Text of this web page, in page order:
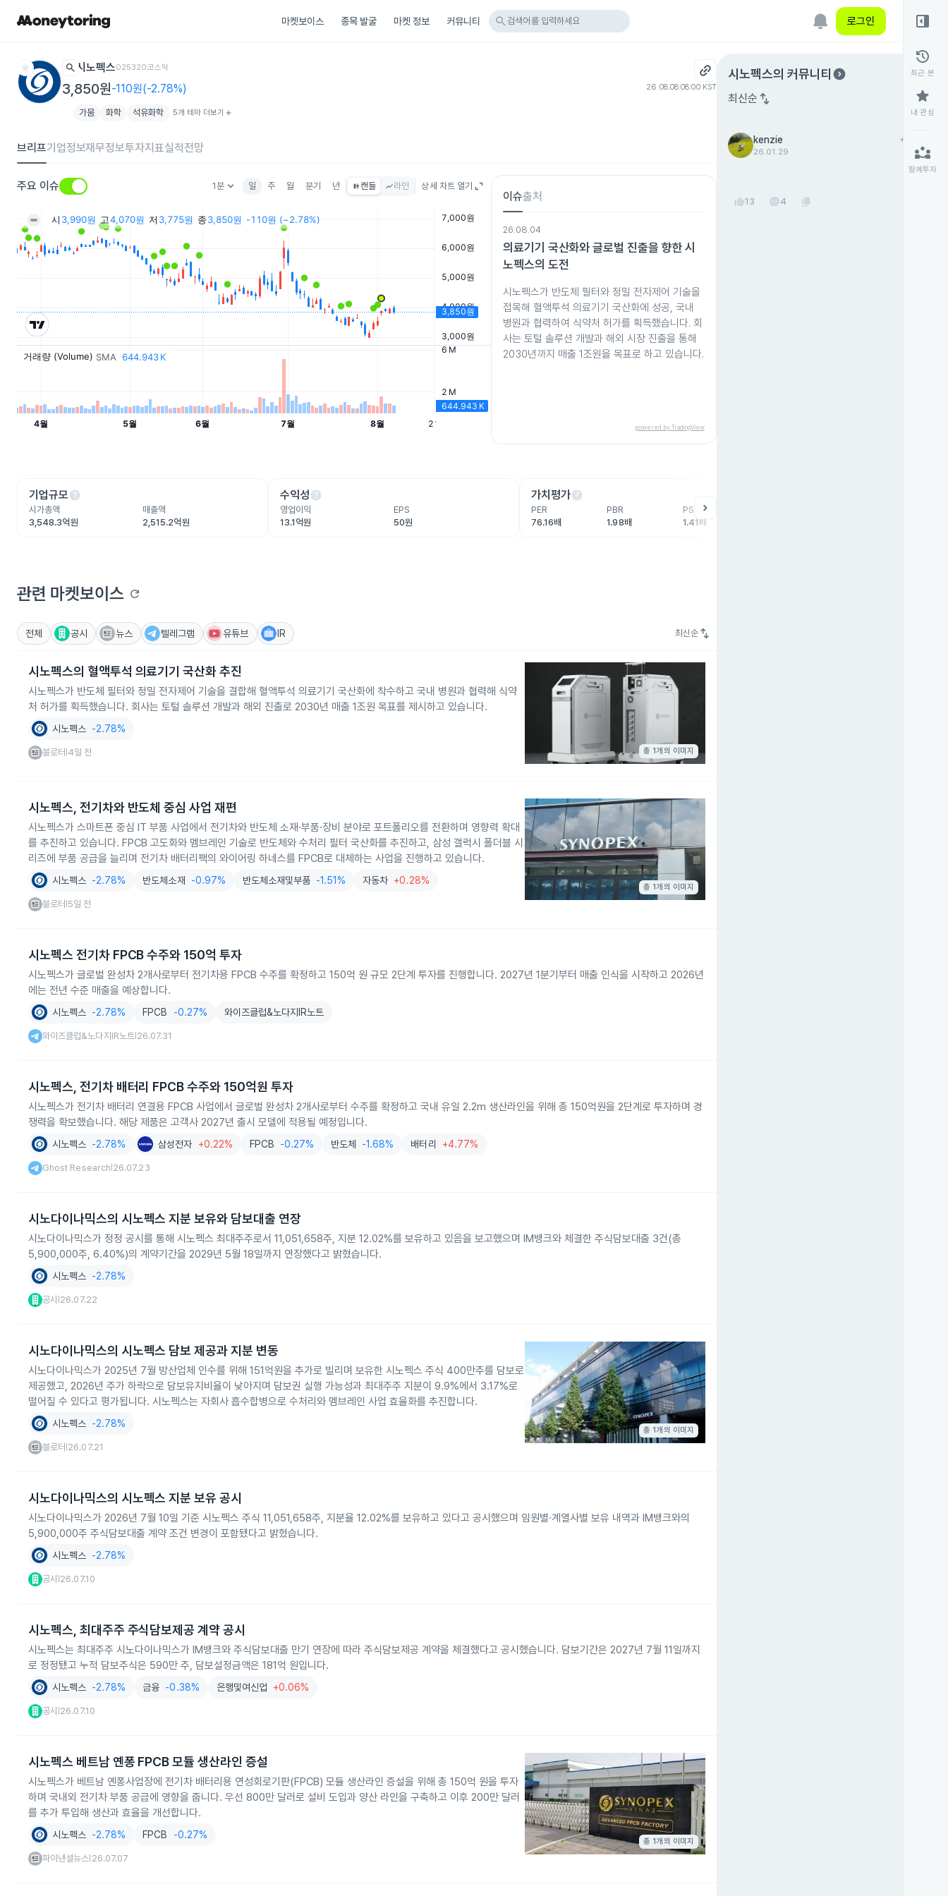
마켓보이스 종목 발굴 마켓 정보 커뮤니티 search 검색어를 입력하세요 로그인
star search 시노펙스025320코스닥
3,850원-110원(-2.78%) 26.08.08 08:00 KST
가뭄 화학 석유화학 5개 테마 더보기 add
브리프기업정보재무정보투자지표실적전망
주요 이슈 1분keyboard_arrow_down 일 주 월 분기 년 캔들 라인 상세 차트 열기
이슈출처
26.08.04
의료기기 국산화와 글로벌 진출을 향한 시
노펙스의 도전
시노펙스가 반도체 필터와 정밀 전자제어 기술을
접목해 혈액투석 의료기기 국산화에 성공, 국내
병원과 협력하여 식약처 허가를 획득했습니다. 회
사는 토털 솔루션 개발과 해외 시장 진출을 통해
2030년까지 매출 1조원을 목표로 하고 있습니다.
powered by TradingView
기업규모help
시가총액
3,548.3억원
매출액
2,515.2억원
수익성help
영업이익
13.1억원
EPS
50원
가치평가help
PER
76.16배
PBR
1.98배
PSR
1.41배
chevron_right
관련 마켓보이스 refresh
전체 공시 뉴스 텔레그램 유튜브 IR 최신순 swap_vert
시노펙스의 혈액투석 의료기기 국산화 추진
시노펙스가 반도체 필터와 정밀 전자제어 기술을 결합해 혈액투석 의료기기 국산화에 착수하고 국내 병원과 협력해 식약
처 허가를 획득했습니다. 회사는 토털 솔루션 개발과 해외 진출로 2030년 매출 1조원 목표를 제시하고 있습니다.
시노펙스 -2.78%
블로터 4일 전 총 1개의 이미지
시노펙스, 전기차와 반도체 중심 사업 재편
시노펙스가 스마트폰 중심 IT 부품 사업에서 전기차와 반도체 소재·부품·장비 분야로 포트폴리오를 전환하며 영향력 확대
를 추진하고 있습니다. FPCB 고도화와 멤브레인 기술로 반도체와 수처리 필터 국산화를 추진하고, 삼성 갤럭시 폴더블 시
리즈에 부품 공급을 늘리며 전기차 배터리팩의 와이어링 하네스를 FPCB로 대체하는 사업을 진행하고 있습니다.
시노펙스 -2.78% 반도체소재 -0.97% 반도체소재및부품 -1.51% 자동차 +0.28%
블로터 5일 전
총 1개의 이미지
시노펙스 전기차 FPCB 수주와 150억 투자
시노펙스가 글로벌 완성차 2개사로부터 전기차용 FPCB 수주를 확정하고 150억 원 규모 2단계 투자를 진행합니다. 2027년 1분기부터 매출 인식을 시작하고 2026년
에는 전년 수준 매출을 예상합니다.
시노펙스 -2.78% FPCB -0.27% 와이즈클럽&노다지IR노트
와이즈클럽&노다지IR노트 26.07.31
시노펙스, 전기차 배터리 FPCB 수주와 150억원 투자
시노펙스가 전기차 배터리 연결용 FPCB 사업에서 글로벌 완성차 2개사로부터 수주를 확정하고 국내 유일 2.2m 생산라인을 위해 총 150억원을 2단계로 투자하며 경
쟁력을 확보했습니다. 해당 제품은 고객사 2027년 출시 모델에 적용될 예정입니다.
시노펙스 -2.78% 삼성전자 +0.22% FPCB -0.27% 반도체 -1.68% 배터리 +4.77%
Ghost Research 26.07.23
시노다이나믹스의 시노펙스 지분 보유와 담보대출 연장
시노다이나믹스가 정정 공시를 통해 시노펙스 최대주주로서 11,051,658주, 지분 12.02%를 보유하고 있음을 보고했으며 IM뱅크와 체결한 주식담보대출 3건(총
5,900,000주, 6.40%)의 계약기간을 2029년 5월 18일까지 연장했다고 밝혔습니다.
시노펙스 -2.78%
공시 26.07.22
시노다이나믹스의 시노펙스 담보 제공과 지분 변동
시노다이나믹스가 2025년 7월 방산업체 인수를 위해 151억원을 추가로 빌리며 보유한 시노펙스 주식 400만주를 담보로
제공했고, 2026년 주가 하락으로 담보유지비율이 낮아지며 담보권 실행 가능성과 최대주주 지분이 9.9%에서 3.17%로
떨어질 수 있다고 평가됩니다. 시노펙스는 자회사 흡수합병으로 수처리와 멤브레인 사업 효율화를 추진합니다.
시노펙스 -2.78%
블로터 26.07.21
총 1개의 이미지
시노다이나믹스의 시노펙스 지분 보유 공시
시노다이나믹스가 2026년 7월 10일 기준 시노펙스 주식 11,051,658주, 지분율 12.02%를 보유하고 있다고 공시했으며 임원별·계열사별 보유 내역과 IM뱅크와의
5,900,000주 주식담보대출 계약 조건 변경이 포함됐다고 밝혔습니다.
시노펙스 -2.78%
공시 26.07.10
시노펙스, 최대주주 주식담보제공 계약 공시
시노펙스는 최대주주 시노다이나믹스가 IM뱅크와 주식담보대출 만기 연장에 따라 주식담보제공 계약을 체결했다고 공시했습니다. 담보기간은 2027년 7월 11일까지
로 정정됐고 누적 담보주식은 590만 주, 담보설정금액은 181억 원입니다.
시노펙스 -2.78% 금융 -0.38% 은행및여신업 +0.06%
공시 26.07.10
시노펙스 베트남 옌퐁 FPCB 모듈 생산라인 증설
시노펙스가 베트남 옌퐁사업장에 전기차 배터리용 연성회로기판(FPCB) 모듈 생산라인 증설을 위해 총 150억 원을 투자
하며 국내외 전기차 부품 공급에 영향을 줍니다. 우선 800만 달러로 설비 도입과 양산 라인을 구축하고 이후 200만 달러
를 추가 투입해 생산과 효율을 개선합니다.
시노펙스 -2.78% FPCB -0.27%
파이낸셜뉴스 26.07.07
총 1개의 이미지
시노펙스의 커뮤니티 expand_circle_right
최신순 swap_vert
kenzie
26.01.29
add
thumb_up13 4 content_copy
right_panel_open
history
최근 본
star
내 관심
partner_exchange
함께투자